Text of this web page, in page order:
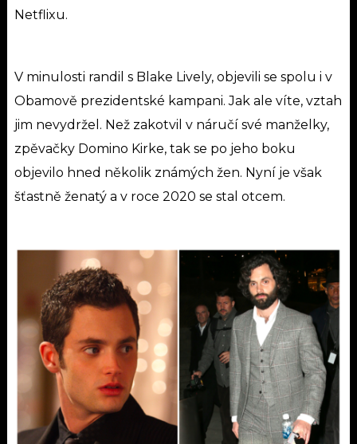
Netflixu.
V minulosti randil s Blake Lively, objevili se spolu i v
Obamově prezidentské kampani. Jak ale víte, vztah
jim nevydržel. Než zakotvil v náručí své manželky,
zpěvačky Domino Kirke, tak se po jeho boku
objevilo hned několik známých žen. Nyní je však
šťastně ženatý a v roce 2020 se stal otcem.